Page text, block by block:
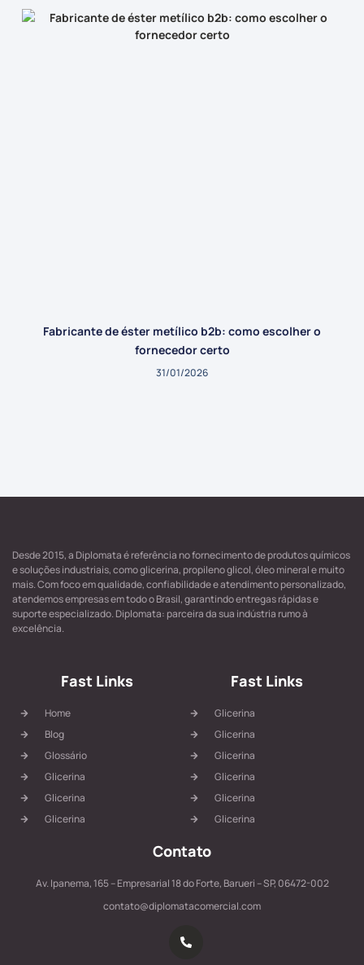
Fabricante de éster metílico b2b: como escolher o
fornecedor certo
31/01/2026
Desde 2015, a Diplomata é referência no fornecimento de produtos químicos
e soluções industriais, como glicerina, propileno glicol, óleo mineral e muito
mais. Com foco em qualidade, confiabilidade e atendimento personalizado,
atendemos empresas em todo o Brasil, garantindo entregas rápidas e
suporte especializado. Diplomata: parceira da sua indústria rumo à
excelência.
Fast Links
Home
Blog
Glossário
Glicerina
Glicerina
Glicerina
Fast Links
Glicerina
Glicerina
Glicerina
Glicerina
Glicerina
Glicerina
Contato
Av. Ipanema, 165 – Empresarial 18 do Forte, Barueri – SP, 06472-002
contato@diplomatacomercial.com